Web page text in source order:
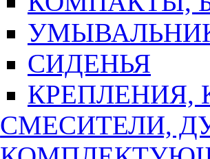
СИДЕНЬЯ
СМЕСИТЕЛИ,